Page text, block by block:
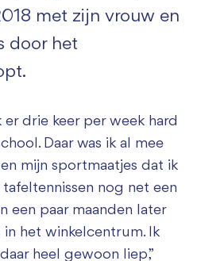
met zijn vrouw en
door het
drie keer per week hard
Daar was ik al mee
mijn sportmaatjes dat ik
nog net een
een paar maanden later
het winkelcentrum. Ik
heel gewoon liep,”